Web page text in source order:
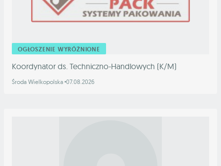
OGŁOSZENIE WYRÓŻNIONE
Koordynator ds. Techniczno-Handlowych (K/M)
Środa Wielkopolska 07.08.2026